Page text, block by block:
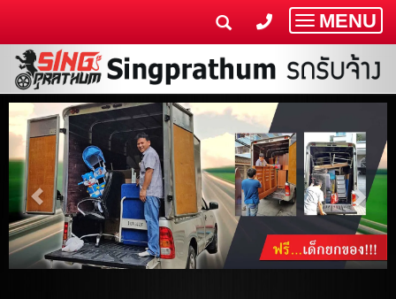
Toggle
MENU